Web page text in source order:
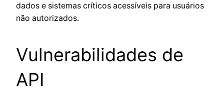
dados e sistemas críticos acessíveis para usuários
não autorizados.
Vulnerabilidades de
API